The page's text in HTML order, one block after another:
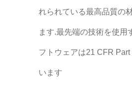
れられている最高品質の
ます.最先端の技術を使用
フトウェアは21 CFR
います